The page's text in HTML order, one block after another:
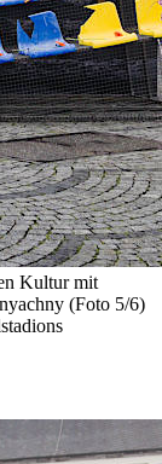
Kultur mit
(Foto 5/6)